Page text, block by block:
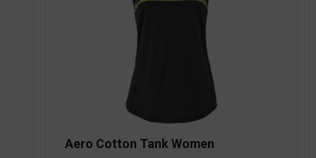
Aero Cotton Tank Women